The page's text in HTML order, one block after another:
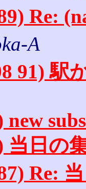
Re:
A
91) 駅
new
当日の
Re: